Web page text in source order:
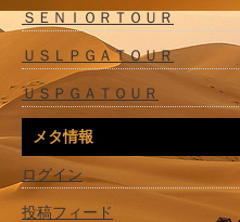
ＳＥＮＩＯＲＴＯＵＲ
ＵＳＬＰＧＡＴＯＵＲ
ＵＳＰＧＡＴＯＵＲ
メタ情報
ログイン
投稿フィード